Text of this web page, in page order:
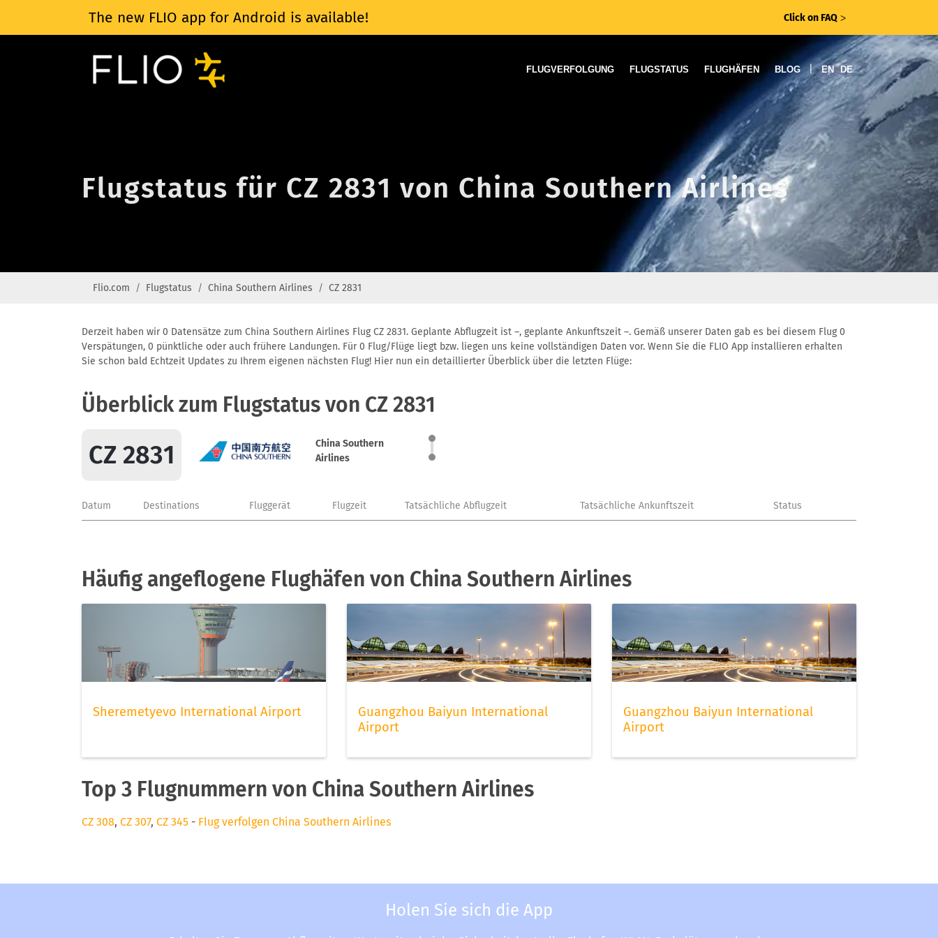
The new FLIO app for Android is available! Click on FAQ ᐳ
FLUGVERFOLGUNG FLUGSTATUS FLUGHÄFEN BLOG | EN DE
Flugstatus für CZ 2831 von China Southern Airlines
Flio.com Flugstatus China Southern Airlines CZ 2831
Derzeit haben wir 0 Datensätze zum China Southern Airlines Flug CZ 2831. Geplante Abflugzeit ist –, geplante Ankunftszeit –. Gemäß unserer Daten gab es bei diesem Flug 0
Verspätungen, 0 pünktliche oder auch frühere Landungen. Für 0 Flug/Flüge liegt bzw. liegen uns keine vollständigen Daten vor. Wenn Sie die FLIO App installieren erhalten
Sie schon bald Echtzeit Updates zu Ihrem eigenen nächsten Flug! Hier nun ein detaillierter Überblick über die letzten Flüge:
Überblick zum Flugstatus von CZ 2831
CZ 2831
China Southern
Airlines
Datum Destinations Fluggerät Flugzeit Tatsächliche Abflugzeit Tatsächliche Ankunftszeit Status
Häufig angeflogene Flughäfen von China Southern Airlines
Sheremetyevo International Airport
Guangzhou Baiyun International
Airport
Guangzhou Baiyun International
Airport
Top 3 Flugnummern von China Southern Airlines
CZ 308, CZ 307, CZ 345 - Flug verfolgen China Southern Airlines
Holen Sie sich die App